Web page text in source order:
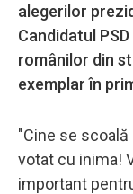
alegerilor
Candidatul
românilor din
exemplar în
"Cine se
votat cu inima!
important